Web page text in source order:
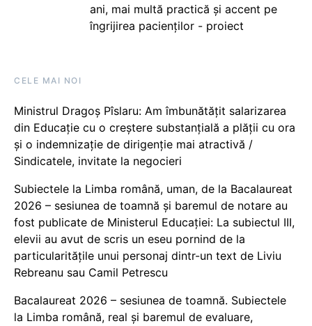
ani, mai multă practică și accent pe
îngrijirea pacienților - proiect
CELE MAI NOI
Ministrul Dragoș Pîslaru: Am îmbunătățit salarizarea
din Educație cu o creștere substanțială a plății cu ora
și o indemnizație de dirigenție mai atractivă /
Sindicatele, invitate la negocieri
Subiectele la Limba română, uman, de la Bacalaureat
2026 – sesiunea de toamnă și baremul de notare au
fost publicate de Ministerul Educației: La subiectul III,
elevii au avut de scris un eseu pornind de la
particularitățile unui personaj dintr-un text de Liviu
Rebreanu sau Camil Petrescu
Bacalaureat 2026 – sesiunea de toamnă. Subiectele
la Limba română, real și baremul de evaluare,